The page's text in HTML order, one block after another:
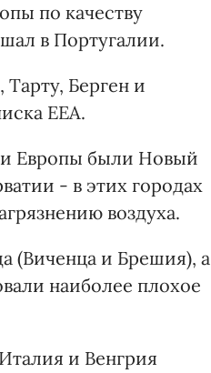
по качеству
в Португалии.
Берген и
ЕЕА.
Европы были Новый
- в этих городах
воздуха.
(Виченца и Брешия), а
наиболее плохое
и Венгрия